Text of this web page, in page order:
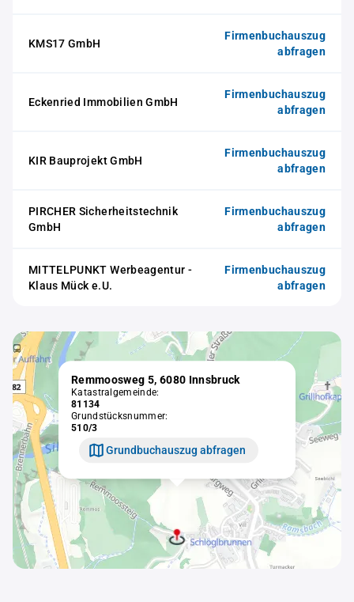
KMS17 GmbH
Firmenbuchauszug
abfragen
Eckenried Immobilien GmbH
Firmenbuchauszug
abfragen
KIR Bauprojekt GmbH
Firmenbuchauszug
abfragen
PIRCHER Sicherheitstechnik
GmbH
Firmenbuchauszug
abfragen
MITTELPUNKT Werbeagentur -
Klaus Mück e.U.
Firmenbuchauszug
abfragen
Remmoosweg 5, 6080 Innsbruck
Katastralgemeinde:
81134
Grundstücksnummer:
510/3
Grundbuchauszug abfragen